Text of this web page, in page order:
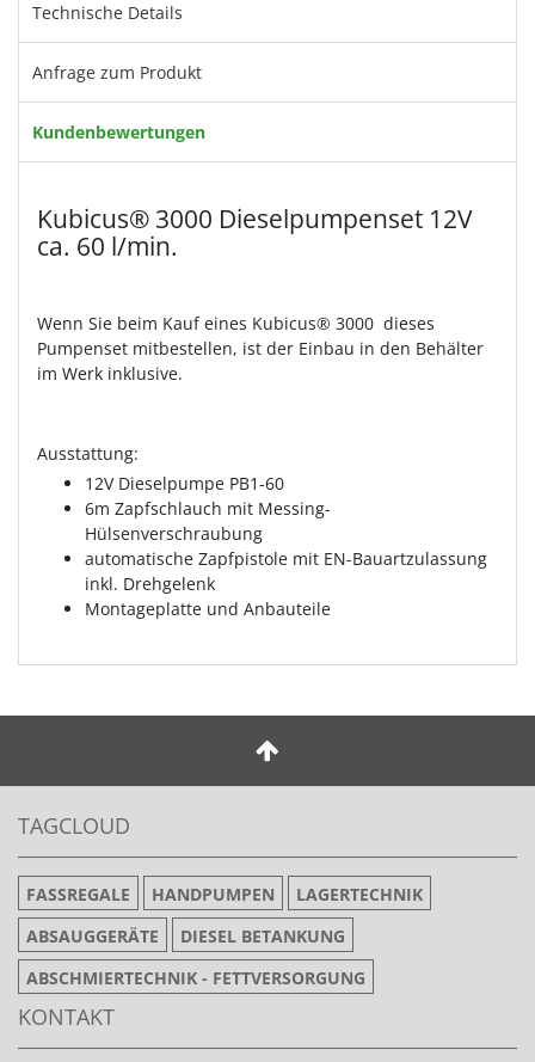
Technische Details
Anfrage zum Produkt
Kundenbewertungen
Kubicus® 3000 Dieselpumpenset 12V
ca. 60 l/min.
Wenn Sie beim Kauf eines Kubicus® 3000 dieses
Pumpenset mitbestellen, ist der Einbau in den Behälter
im Werk inklusive.
Ausstattung:
12V Dieselpumpe PB1-60
6m Zapfschlauch mit Messing-
Hülsenverschraubung
automatische Zapfpistole mit EN-Bauartzulassung
inkl. Drehgelenk
Montageplatte und Anbauteile
TAGCLOUD
FASSREGALE HANDPUMPEN
LAGERTECHNIK
ABSAUGGERÄTE
DIESEL BETANKUNG
ABSCHMIERTECHNIK - FETTVERSORGUNG
KONTAKT